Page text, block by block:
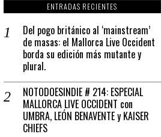
ENTRADAS RECIENTES
Del pogo británico al ‘mainstream’
de masas: el Mallorca Live Occident
borda su edición más mutante y
plural.
NOTODOESINDIE # 214: ESPECIAL
MALLORCA LIVE OCCIDENT con
UMBRA, LEÓN BENAVENTE y KAISER
CHIEFS